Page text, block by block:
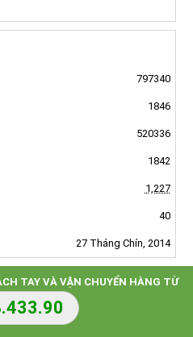
797340
1846
520336
1842
1,227
40
27 Tháng Chín, 2014
TAY VÀ VẬN CHUYỂN HÀNG TỪ